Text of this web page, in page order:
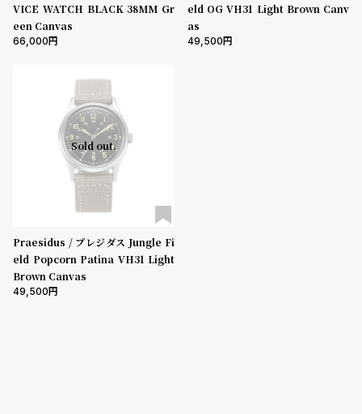
VICE WATCH BLACK 38MM Gr
een Canvas
66,000
eld OG VH31 Light Brown Canv
as
49,500
Sold out.
Praesidus / プレジダス Jungle Fi
eld Popcorn Patina VH31 Light
Brown Canvas
49,500